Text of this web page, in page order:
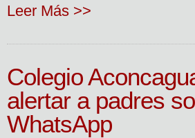
Leer Más >>
Colegio
alertar a padres
WhatsApp